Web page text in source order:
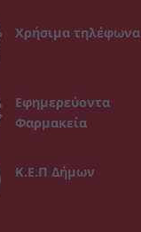
Χρήσιμα τηλέφωνα
Εφημερεύοντα
Φαρμακεία
Κ.Ε.Π Δήμων